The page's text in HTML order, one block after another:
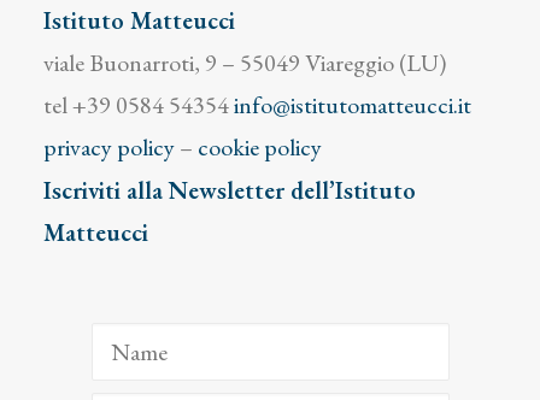
Istituto Matteucci
viale Buonarroti, 9 – 55049 Viareggio (LU)
tel +39 0584 54354info@istitutomatteucci.it
privacy policy– cookie policy
Iscriviti alla Newsletter dell’Istituto
Matteucci